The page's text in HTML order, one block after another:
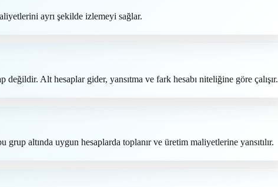
ayrı şekilde izlemeyi sağlar.
değildir. Alt hesaplar gider, yansıtma ve fark hesabı niteliğine göre çalışır.
altında uygun hesaplarda toplanır ve üretim maliyetlerine yansıtılır.